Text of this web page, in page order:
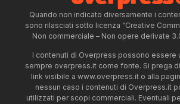
Quando non indicato diversamente i
sono rilasciati sotto licenza “Creative
Non commerciale – Non opere derivate
I contenuti di Overpress possono essere
sempre overpress.it come fonte. Si prega
link visibile a www.overpress.it o alla
nessun caso i contenuti di Overpress.it
utilizzati per scopi commerciali. Eventuali